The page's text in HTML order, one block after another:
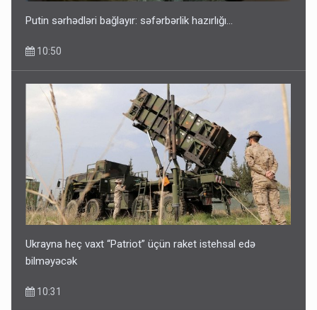
Putin sərhədləri bağlayır: səfərbərlik hazırlığı...
10:50
Ukrayna heç vaxt “Patriot” üçün raket istehsal edə
bilməyəcək
10:31